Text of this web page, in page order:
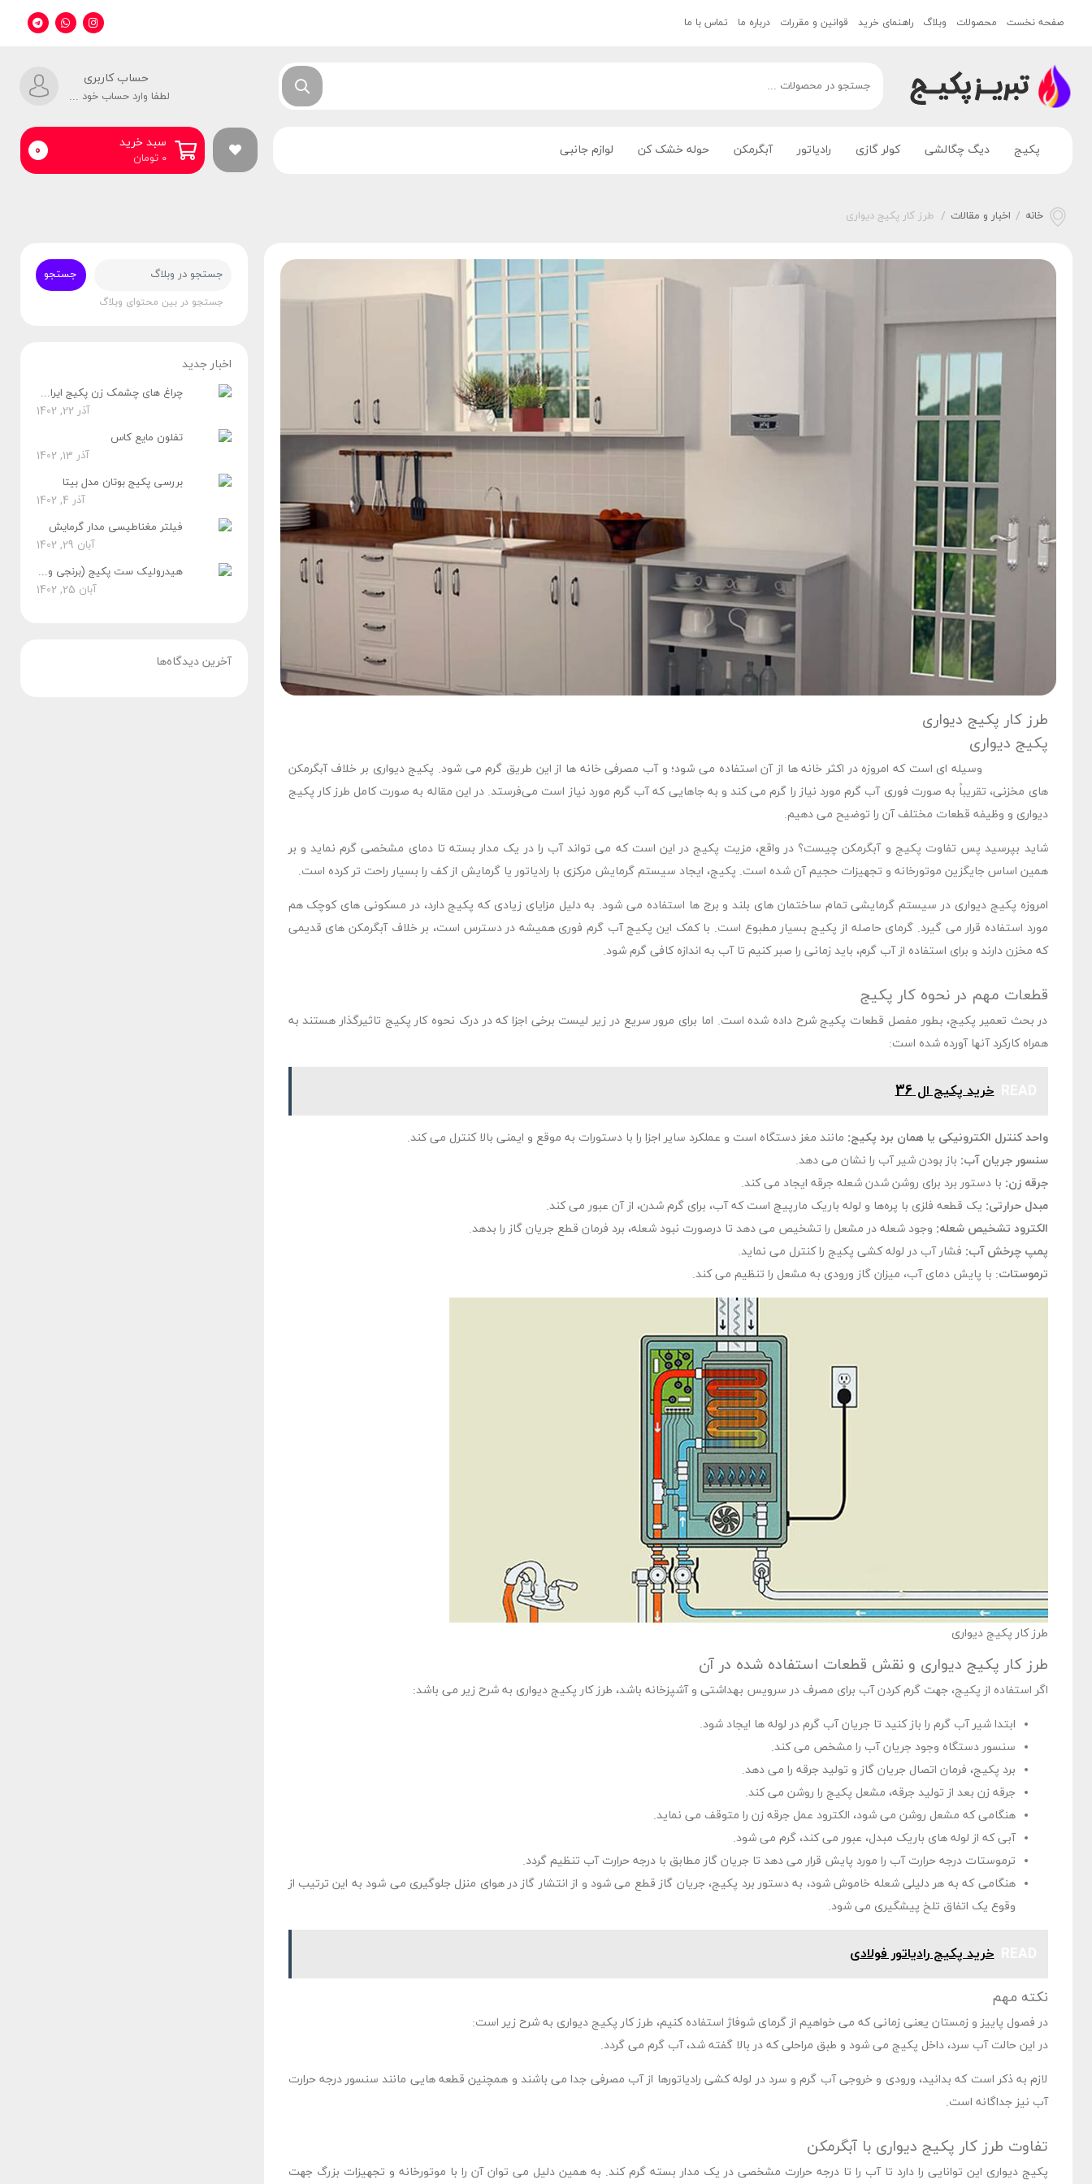
صفحه نخست محصولات وبلاگ راهنمای خرید قوانین و مقررات درباره ما تماس با ما
حساب کاربری
لطفا وارد حساب خود شوید!
پکیج دیگ چگالشی کولر گازی رادیاتور آبگرمکن حوله خشک کن لوازم جانبی سبد خرید
تومان ۰
0
خانه / اخبار و مقالات / طرز کار پکیج دیواری
طرز کار پکیج دیواری
پکیج دیواری
وسیله ای است که امروزه در اکثر خانه ها از آن استفاده می شود؛ و آب مصرفی خانه ها از این طریق گرم می شود. پکیج دیواری بر خلاف آبگرمکن
های مخزنی، تقریباً به صورت فوری آب گرم مورد نیاز را گرم می کند و به جاهایی که آب گرم مورد نیاز است می‌فرستد. در این مقاله به صورت کامل طرز کار پکیج
دیواری و وظیفه قطعات مختلف آن را توضیح می دهیم.
شاید بپرسید پس تفاوت پکیج و آبگرمکن چیست؟ در واقع، مزیت پکیج در این است که می تواند آب را در یک مدار بسته تا دمای مشخصی گرم نماید و بر
همین اساس جایگزین موتورخانه و تجهیزات حجیم آن شده است. پکیج، ایجاد سیستم گرمایش مرکزی با رادیاتور یا گرمایش از کف را بسیار راحت تر کرده است.
امروزه پکیج دیواری در سیستم گرمایشی تمام ساختمان های بلند و برج ها استفاده می شود. به دلیل مزایای زیادی که پکیج دارد، در مسکونی های کوچک هم
مورد استفاده قرار می گیرد. گرمای حاصله از پکیج بسیار مطبوع است. با کمک این پکیج آب گرم فوری همیشه در دسترس است، بر خلاف آبگرمکن های قدیمی
که مخزن دارند و برای استفاده از آب گرم، باید زمانی را صبر کنیم تا آب به اندازه کافی گرم شود.
قطعات مهم در نحوه کار پکیج
در بحث تعمیر پکیج، بطور مفصل قطعات پکیج شرح داده شده است. اما برای مرور سریع در زیر لیست برخی اجزا که در درک نحوه کار پکیج تاثیرگذار هستند به
همراه کارکرد آنها آورده‌ شده است:
خرید پکیج ال 36
واحد کنترل الکترونیکی یا همان برد پکیج: مانند مغز دستگاه است و عملکرد سایر اجزا را با دستورات به موقع و ایمنی بالا کنترل می کند.
سنسور جریان آب: باز بودن شیر آب را نشان می دهد.
جرقه زن: با دستور برد برای روشن شدن شعله جرقه ایجاد می کند.
مبدل حرارتی: یک قطعه فلزی با پره‌ها و لوله باریک مارپیچ است که آب، برای گرم شدن، از آن عبور می کند.
الکترود تشخیص شعله: وجود شعله در مشعل را تشخیص می دهد تا درصورت نبود شعله، برد فرمان قطع جریان گاز را بدهد.
پمپ چرخش آب: فشار آب در لوله کشی پکیج را کنترل می نماید.
ترموستات: با پایش دمای آب، میزان گاز ورودی به مشعل را تنظیم می کند.
طرز کار پکیج دیواری
طرز کار پکیج دیواری و نقش قطعات استفاده شده در آن
اگر استفاده از پکیج، جهت گرم کردن آب برای مصرف در سرویس بهداشتی و آشپزخانه باشد، طرز کار پکیج دیواری به شرح زیر می باشد:
ابتدا شیر آب گرم را باز کنید تا جریان آب گرم در لوله ها ایجاد شود.
سنسور دستگاه وجود جریان آب را مشخص می کند.
برد پکیج، فرمان اتصال جریان گاز و تولید جرقه را می دهد.
جرقه زن بعد از تولید جرقه، مشعل پکیج را روشن می کند.
هنگامی که مشعل روشن می شود، الکترود عمل جرقه زن را متوقف می نماید.
آبی که از لوله های باریک مبدل، عبور می کند، گرم می شود.
ترموستات درجه حرارت آب را مورد پایش قرار می دهد تا جریان گاز مطابق با درجه حرارت آب تنظیم گردد.
هنگامی که به هر دلیلی شعله خاموش شود، به دستور برد پکیج، جریان گاز قطع می شود و از انتشار گاز در هوای منزل جلوگیری می شود به این ترتیب از
وقوع یک اتفاق تلخ پیشگیری می شود.
خرید پکیج رادیاتور فولادی
نکته مهم
در فصول پاییز و زمستان یعنی زمانی که می خواهیم از گرمای شوفاژ استفاده کنیم، طرز کار پکیج دیواری به شرح زیر است:
در این حالت آب سرد، داخل پکیج می شود و طبق مراحلی که در بالا گفته شد، آب گرم می گردد.
لازم به ذکر است که بدانید، ورودی و خروجی آب گرم و سرد در لوله کشی رادیاتورها از آب مصرفی جدا می باشند و همچنین قطعه هایی مانند سنسور درجه حرارت
آب نیز جداگانه است.
تفاوت طرز کار پکیج دیواری با آبگرمکن
پکیج دیواری این توانایی را دارد تا آب را تا درجه حرارت مشخصی در یک مدار بسته گرم کند. به همین دلیل می توان آن را با موتورخانه و تجهیزات بزرگ جهت
جستجو
جستجو در بین محتوای وبلاگ
اخبار جدید
چراغ های چشمک زن پکیج ایران رادیاتور
آذر 22, 1402
تفلون مایع کاس
آذر 13, 1402
بررسی پکیج بوتان مدل بیتا
آذر 4, 1402
فیلتر مغناطیسی مدار گرمایش
آبان 29, 1402
هیدرولیک ست پکیج (برنجی و پلیمری)
آبان 25, 1402
آخرین دیدگاه‌ها